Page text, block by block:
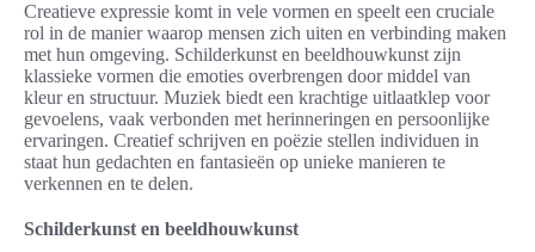
Creatieve expressie komt in vele vormen en speelt een cruciale
rol in de manier waarop mensen zich uiten en verbinding maken
met hun omgeving. Schilderkunst en beeldhouwkunst zijn
klassieke vormen die emoties overbrengen door middel van
kleur en structuur. Muziek biedt een krachtige uitlaatklep voor
gevoelens, vaak verbonden met herinneringen en persoonlijke
ervaringen. Creatief schrijven en poëzie stellen individuen in
staat hun gedachten en fantasieën op unieke manieren te
verkennen en te delen.
Schilderkunst en beeldhouwkunst